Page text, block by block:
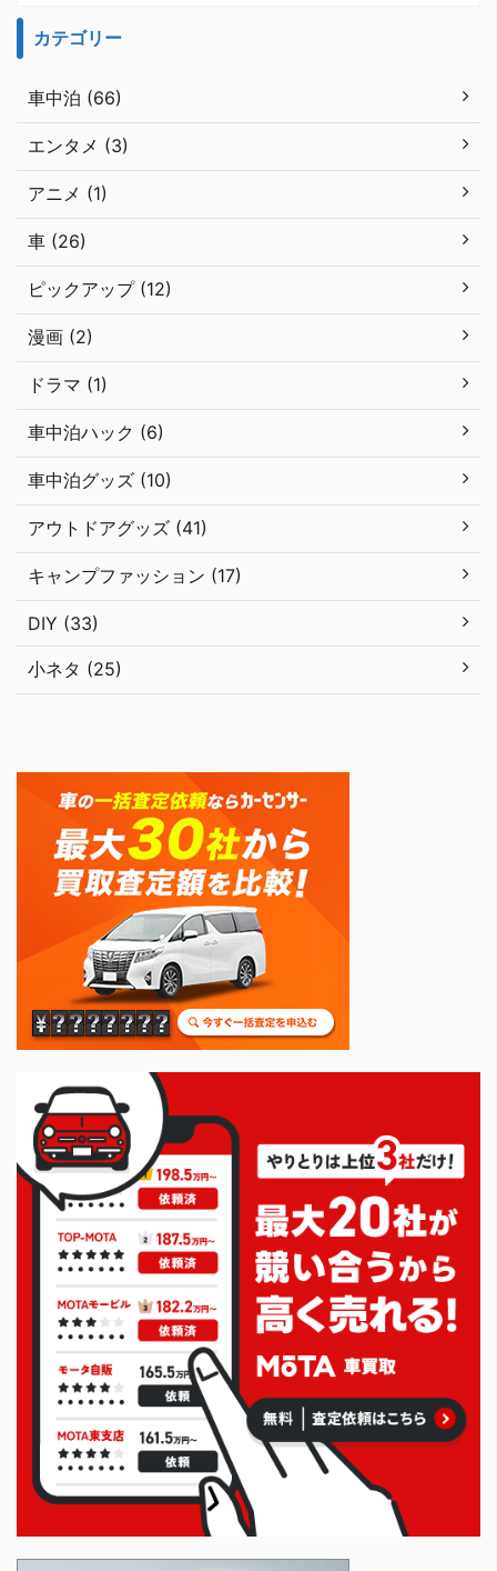
カテゴリー
車中泊 (66)
エンタメ (3)
アニメ (1)
車 (26)
ピックアップ (12)
漫画 (2)
ドラマ (1)
車中泊ハック (6)
車中泊グッズ (10)
アウトドアグッズ (41)
キャンプファッション (17)
DIY (33)
小ネタ (25)